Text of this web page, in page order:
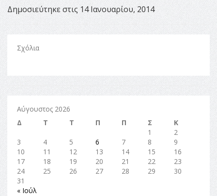
Δημοσιεύτηκε στις 14 Ιανουαρίου, 2014
Σχόλια
Αύγουστος 2026
Δ
Τ Τ Π Π Σ
Κ
1
2
3
4 5 6 7 8
9
10
11 12 13 14 15
16
17
18 19 20 21 22
23
24
25 26 27 28 29
30
31
« Ιούλ